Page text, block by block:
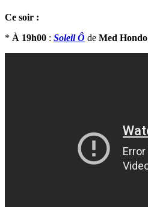
Ce soir :
* À 19h00 : Soleil Ô de Med Hondo